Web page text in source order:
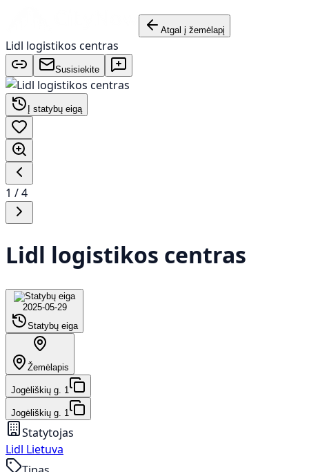
Atgal į žemėlapį
Lidl logistikos centras
Susisiekite
Į statybų eigą
1 /4
Lidl logistikos centras
2025-05-29
Statybų eiga
Žemėlapis
Jogėliškių g. 1
Jogėliškių g. 1
Statytojas
Lidl Lietuva